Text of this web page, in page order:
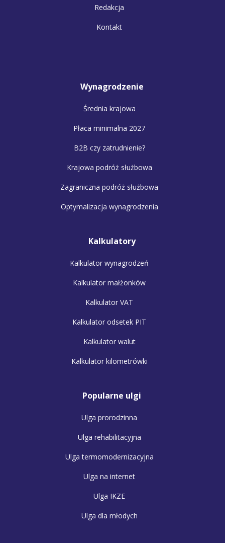
Redakcja
Kontakt
Wynagrodzenie
Średnia krajowa
Płaca minimalna 2027
B2B czy zatrudnienie?
Krajowa podróż służbowa
Zagraniczna podróż służbowa
Optymalizacja wynagrodzenia
Kalkulatory
Kalkulator wynagrodzeń
Kalkulator małżonków
Kalkulator VAT
Kalkulator odsetek PIT
Kalkulator walut
Kalkulator kilometrówki
Popularne ulgi
Ulga prorodzinna
Ulga rehabilitacyjna
Ulga termomodernizacyjna
Ulga na internet
Ulga IKZE
Ulga dla młodych